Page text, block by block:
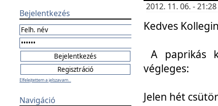
Bejelentkezés
Elfelejtettem a jelszavam...
Navigáció
2012. 11. 06. -
Kedves
A paprikás
végleges:
Jelen hét